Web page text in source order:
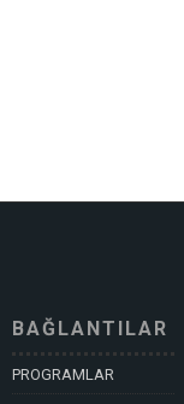
BAĞLANTILAR
PROGRAMLAR